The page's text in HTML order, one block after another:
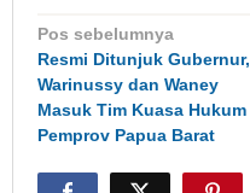
Navigasi
pos
Pos sebelumnya
Resmi Ditunjuk Gubernur,
Warinussy dan Waney
Masuk Tim Kuasa Hukum
Pemprov Papua Barat